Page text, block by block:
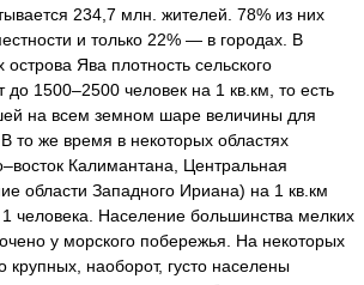
234,7 млн. жителей. 78% из них
и только 22% — в городах. В
Ява плотность сельского
до 1500–2500 человек на 1 кв.км, то есть
на всем земном шаре величины для
то же время в некоторых областях
Калимантана, Центральная
области Западного Ириана) на 1 кв.км
человека. Население большинства мелких
у морского побережья. На некоторых
крупных, наоборот, густо населены